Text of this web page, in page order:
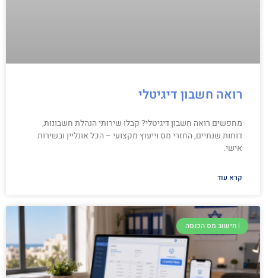
רואה חשבון דיגיטלי
מחפשים רואה חשבון דיגיטלי? קבלו שירותי הנהלת חשבונות,
דוחות שנתיים, החזרי מס וייעוץ מקצועי – הכל אונליין ובשירות
אישי.
קרא עוד
| חישוב מס הכנסה